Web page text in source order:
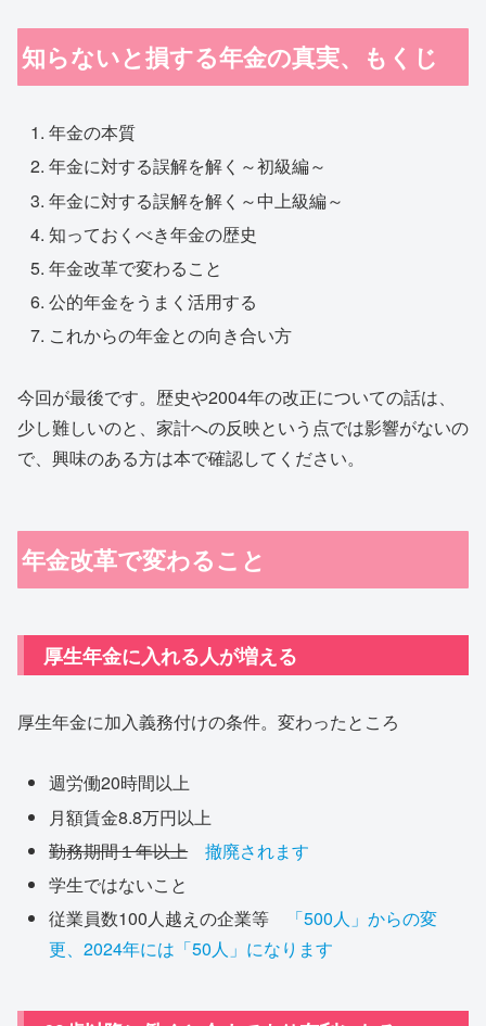
知らないと損する年金の真実、もくじ
年金の本質
年金に対する誤解を解く～初級編～
年金に対する誤解を解く～中上級編～
知っておくべき年金の歴史
年金改革で変わること
公的年金をうまく活用する
これからの年金との向き合い方
今回が最後です。歴史や2004年の改正についての話は、
少し難しいのと、家計への反映という点では影響がないの
で、興味のある方は本で確認してください。
年金改革で変わること
厚生年金に入れる人が増える
厚生年金に加入義務付けの条件。変わったところ
週労働20時間以上
月額賃金8.8万円以上
勤務期間１年以上
撤廃されます
学生ではないこと
従業員数100人越えの企業等
「500人」からの変
更、2024年には「50人」になります